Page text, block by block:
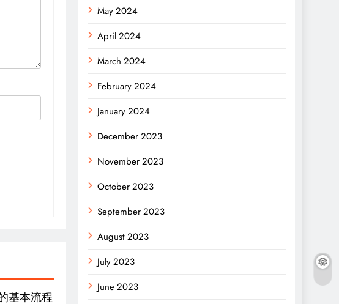
基本流程
May 2024
April 2024
March 2024
February 2024
January 2024
December 2023
November 2023
October 2023
September 2023
August 2023
July 2023
June 2023